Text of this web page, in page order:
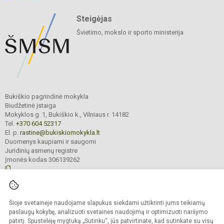
Šioje svetainėje naudojame slapukus siekdami užtikrinti jums teikiamų
paslaugų kokybę, analizuoti svetainės naudojimą ir optimizuoti naršymo
patirtį. Spustelėję mygtuką „Sutinku“, jūs patvirtinate, kad sutinkate su visų
Steigėjas
Švietimo, mokslo ir sporto ministerija
Bukiškio pagrindinė mokykla
Biudžetinė įstaiga
Mokyklos g. 1, Bukiškio k., Vilniaus r. 14182
Tel. +370 604 52317
El. p. rastine@bukiskiomokykla.lt
Duomenys kaupiami ir saugomi
Juridinių asmenų registre
Įmonės kodas 306139262
Kopijuoti turinį be raštiško Bukiškio pagrindinės mokyklos administracijos
sutikimo griežtai draudžiama.